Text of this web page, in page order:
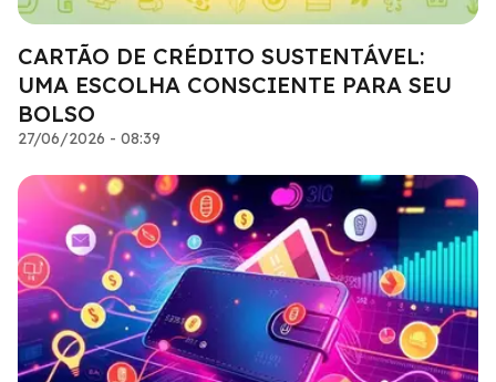
CARTÃO DE CRÉDITO SUSTENTÁVEL:
UMA ESCOLHA CONSCIENTE PARA SEU
BOLSO
27/06/2026 - 08:39